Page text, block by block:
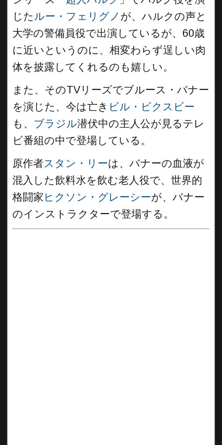
じたルー・フェリグノ が、ハルクの声と
大学の警備員役で出演しているが、60歳
に近いというのに、相変わらず逞しい肉
体を披露してくれるのも嬉しい。
また、そのTVリーズでブルース・バナー
を演じた、今は亡き ビル・ビクスビー
も、 ブラジル潜伏中の主人公が見るテレ
ビ番組の中で登場している。
原作者スタン・リーは、バナーの血液が
混入した飲料水を飲む老人役で、世界的
格闘家 ヒクソン・グレーシーが、バナー
のインストラクターで登場する。